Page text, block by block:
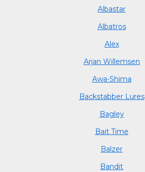
Albastar
Albatros
Alex
Arjan Willemsen
Awa-Shima
Backstabber Lures
Bagley
Bait Time
Balzer
Bandit